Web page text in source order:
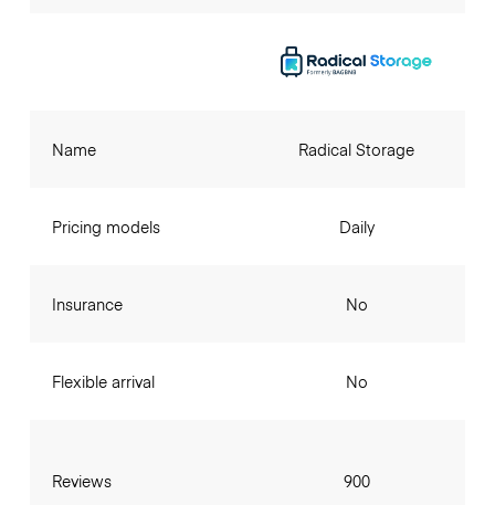
Name
Pricing models
Insurance
Flexible arrival
Reviews
Radical Storage
Daily
No
No
900